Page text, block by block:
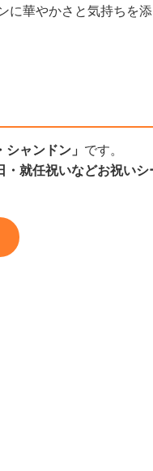
に華やかさと気持ちを
シャンドン」 です。
・就任祝いなどお祝い